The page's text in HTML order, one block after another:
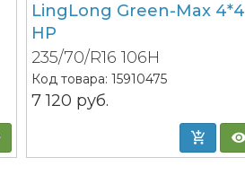
LingLong Green-Max 4*4
HP
235/70/R16 106H
Код товара:15910475
7 120 руб.